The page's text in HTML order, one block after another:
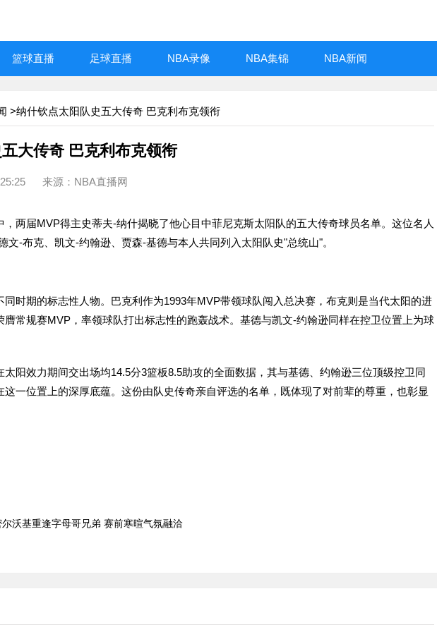
篮球直播 足球直播 NBA录像 NBA集锦 NBA新闻
>纳什钦点太阳队史五大传奇 巴克利布克领衔
大传奇 巴克利布克领衔
来源：NBA直播网
届MVP得主史蒂夫-纳什揭晓了他心目中菲尼克斯太阳队的五大传奇球员名单。这位名人
文-布克、凯文-约翰逊、贾森-基德与本人共同列入太阳队史"总统山"。
期的标志性人物。巴克利作为1993年MVP带领球队闯入总决赛，布克则是当代太阳的进
膺常规赛MVP，率领球队打出标志性的跑轰战术。基德与凯文-约翰逊同样在控卫位置上为球
效力期间交出场均14.5分3篮板8.5助攻的全面数据，其与基德、约翰逊三位顶级控卫同
这一位置上的深厚底蕴。这份由队史传奇亲自评选的名单，既体现了对前辈的尊重，也彰显
沃基重逢字母哥兄弟 赛前寒暄气氛融洽